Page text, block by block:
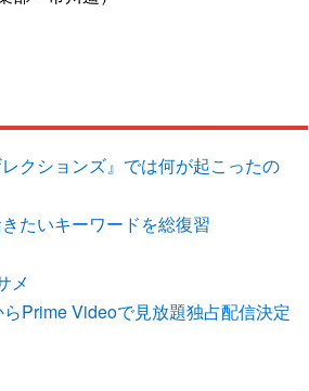
クションズ』では何が起こったの
たいキーワードを総復習
メ
Prime Videoで見放題独占配信決定